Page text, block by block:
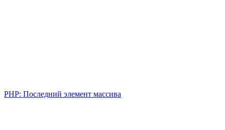
PHP: Последний элемент массива